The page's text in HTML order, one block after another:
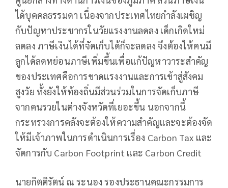
ได้บุคคลธรรมดา เนื่องจากประเทศไทยกำลังเผชิญ
กับปัญหาประชากรในวัยแรงงานลดลง เด็กเกิดใหม่
ลดลง ภาษีเงินได้ที่จัดเก็บได้ก็จะลดลง จึงต้องให้คนมี
ลูกได้ลดหย่อนภาษีเพิ่มขึ้นเพื่อแก้ปัญหาวาระสำคัญ
ของประเทศคือการขาดแรงงานและการเข้าสู่สังคม
สูงวัย ทั้งยังให้ท้องถิ่นมีส่วนร่วมในการจัดเก็บภาษี
จากคนรวยในต่างจังหวัดที่เยอะขึ้น นอกจากนี้
กระทรวงการคลังจะต้องให้ความสำคัญและจะต้องจัด
ให้มีเจ้าภาพในการดำเนินการเรื่อง Carbon Tax และ
จัดการกับ Carbon Footprint และ Carbon Credit
นายกิตติรัตน์ ณ ระนอง รองประธานคณะกรรมการ